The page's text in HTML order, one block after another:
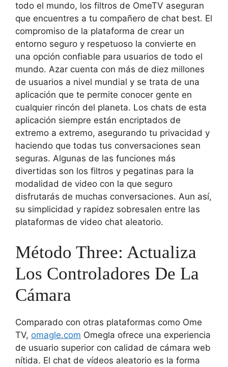
todo el mundo, los filtros de OmeTV aseguran
que encuentres a tu compañero de chat best. El
compromiso de la plataforma de crear un
entorno seguro y respetuoso la convierte en
una opción confiable para usuarios de todo el
mundo. Azar cuenta con más de diez millones
de usuarios a nivel mundial y se trata de una
aplicación que te permite conocer gente en
cualquier rincón del planeta. Los chats de esta
aplicación siempre están encriptados de
extremo a extremo, asegurando tu privacidad y
haciendo que todas tus conversaciones sean
seguras. Algunas de las funciones más
divertidas son los filtros y pegatinas para la
modalidad de video con la que seguro
disfrutarás de muchas conversaciones. Aun así,
su simplicidad y rapidez sobresalen entre las
plataformas de video chat aleatorio.
Método Three: Actualiza
Los Controladores De La
Cámara
Comparado con otras plataformas como Ome
TV, omagle.com Omegla ofrece una experiencia
de usuario superior con calidad de cámara web
nítida. El chat de vídeos aleatorio es la forma